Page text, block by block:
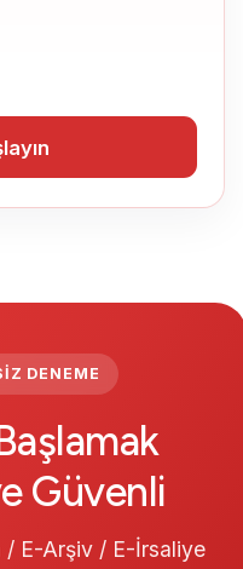
DENEME
Güvenli
/ E-Arşiv / E-İrsaliye